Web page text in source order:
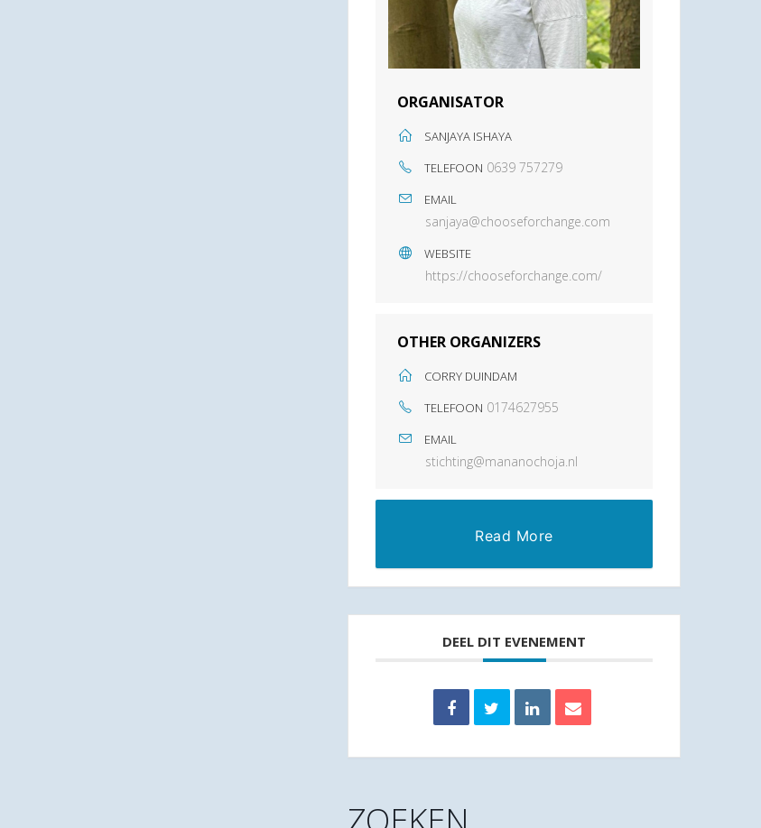
ORGANISATOR
SANJAYA ISHAYA
TELEFOON 0639 757279
EMAIL
sanjaya@chooseforchange.com
WEBSITE
https://chooseforchange.com/
OTHER ORGANIZERS
CORRY DUINDAM
TELEFOON 0174627955
EMAIL
stichting@mananochoja.nl
Read More
DEEL DIT EVENEMENT